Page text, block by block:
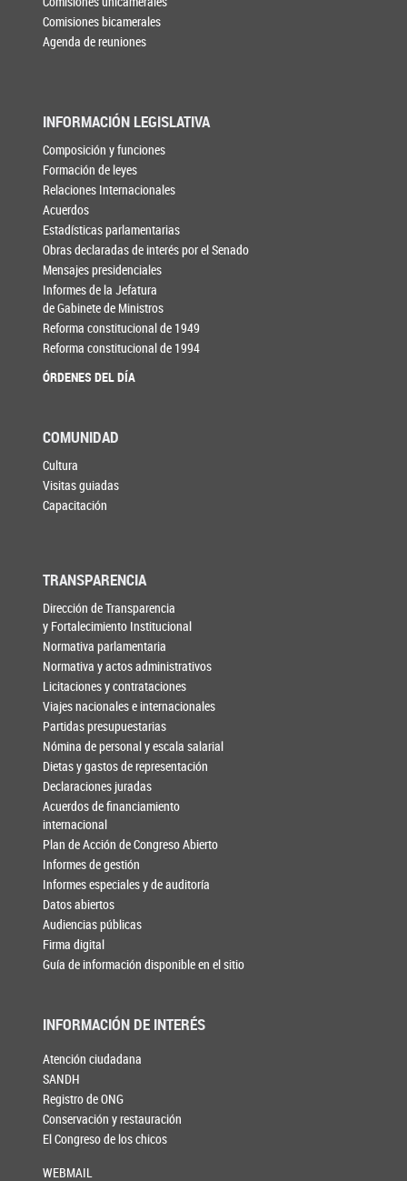
Comisiones bicamerales
Agenda de reuniones
INFORMACIÓN LEGISLATIVA
Composición y funciones
Formación de leyes
Relaciones Internacionales
Acuerdos
Estadísticas parlamentarias
Obras declaradas de interés por el Senado
Mensajes presidenciales
Informes de la Jefatura
de Gabinete de Ministros
Reforma constitucional de 1949
Reforma constitucional de 1994
ÓRDENES DEL DÍA
COMUNIDAD
Cultura
Visitas guiadas
Capacitación
TRANSPARENCIA
Dirección de Transparencia
y Fortalecimiento Institucional
Normativa parlamentaria
Normativa y actos administrativos
Licitaciones y contrataciones
Viajes nacionales e internacionales
Partidas presupuestarias
Nómina de personal y escala salarial
Dietas y gastos de representación
Declaraciones juradas
Acuerdos de financiamiento
internacional
Plan de Acción de Congreso Abierto
Informes de gestión
Informes especiales y de auditoría
Datos abiertos
Audiencias públicas
Firma digital
Guía de información disponible en el sitio
INFORMACIÓN DE INTERÉS
Atención ciudadana
SANDH
Registro de ONG
Conservación y restauración
El Congreso de los chicos
WEBMAIL